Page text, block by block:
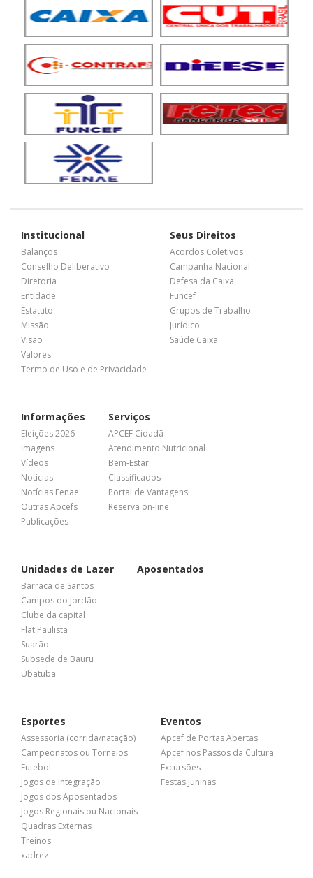
Institucional
Balanços
Conselho Deliberativo
Diretoria
Entidade
Estatuto
Missão
Visão
Valores
Termo de Uso e de Privacidade
Seus Direitos
Acordos Coletivos
Campanha Nacional
Defesa da Caixa
Funcef
Grupos de Trabalho
Jurídico
Saúde Caixa
Informações
Eleições 2026
Imagens
Vídeos
Notícias
Notícias Fenae
Outras Apcefs
Publicações
Serviços
APCEF Cidadã
Atendimento Nutricional
Bem-Estar
Classificados
Portal de Vantagens
Reserva on-line
Unidades de Lazer
Barraca de Santos
Campos do Jordão
Clube da capital
Flat Paulista
Suarão
Subsede de Bauru
Ubatuba
Aposentados
Esportes
Assessoria (corrida/natação)
Campeonatos ou Torneios
Futebol
Jogos de Integração
Jogos dos Aposentados
Jogos Regionais ou Nacionais
Quadras Externas
Treinos
xadrez
Eventos
Apcef de Portas Abertas
Apcef nos Passos da Cultura
Excursões
Festas Juninas